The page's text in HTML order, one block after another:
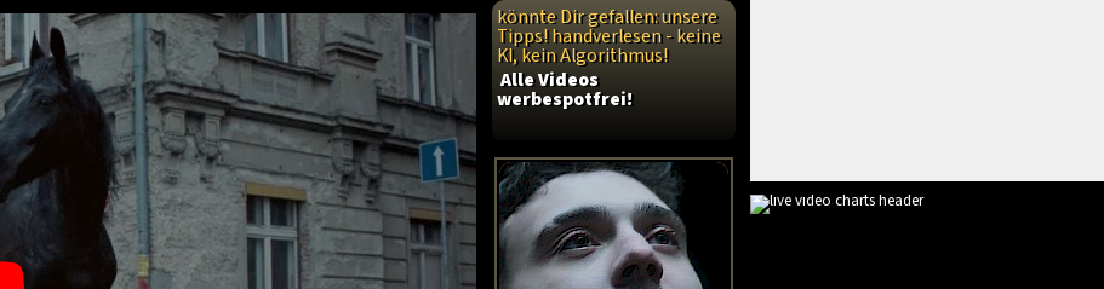
könnte Dir gefallen: unsere
Tipps! handverlesen - keine
KI, kein Algorithmus!
Alle Videos
werbespotfrei!